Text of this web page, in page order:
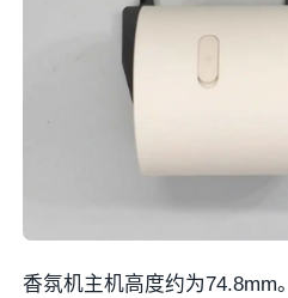
香氛机主机高度约为74.8mm。